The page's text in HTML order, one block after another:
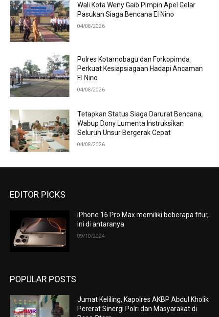
Wali Kota Weny Gaib Pimpin Apel Gelar
Pasukan Siaga Bencana El Nino
04/08/2026
Polres Kotamobagu dan Forkopimda
Perkuat Kesiapsiagaan Hadapi Ancaman
El Nino
04/08/2026
Tetapkan Status Siaga Darurat Bencana,
Wabup Dony Lumenta Instruksikan
Seluruh Unsur Bergerak Cepat
04/08/2026
EDITOR PICKS
iPhone 16 Pro Max memiliki beberapa fitur,
ini di antaranya
09/10/2024
POPULAR POSTS
Jumat Keliling, Kapolres AKBP Abdul Kholik
Pererat Sinergi Polri dan Masyarakat di